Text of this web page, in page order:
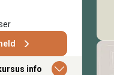
info